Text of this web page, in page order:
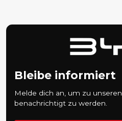
Bleibe informiert
Melde dich an, um zu
benachrichtigt zu werden.